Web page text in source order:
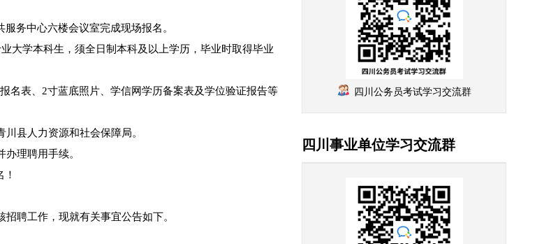
务中心六楼会议室完成现场报名。
大学本科生，须全日制本科及以上学历，毕业时取得毕业
名表、2寸蓝底照片、学信网学历备案表及学位验证报告等
县人力资源和社会保障局。
理聘用手续。
聘工作，现就有关事宜公告如下。
四川公务员考试学习交流群
四川事业单位学习交流群